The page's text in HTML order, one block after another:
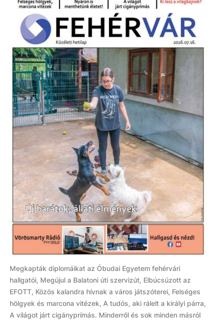
Megkapták diplomáikat az Óbudai Egyetem fehérvári
hallgatói, Megújul a Balatoni úti szervizút, Elbúcsúzott az
EFOTT, Közös kalandra hívnak a város játszóterei, Felséges
hölgyek és marcona vitézek, A tudós, aki rálelt a királyi párra,
A világot járt cigányprímás. Minderről és sok minden másról